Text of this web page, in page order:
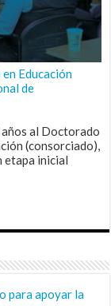
Educación
de
al Doctorado
(consorciado),
etapa inicial
para apoyar la